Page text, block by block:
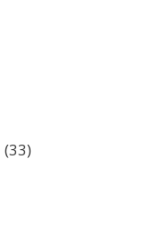
(33)